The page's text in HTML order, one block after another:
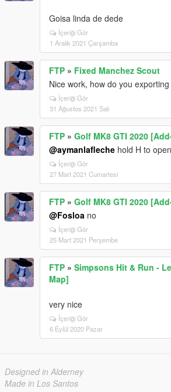
Goisa linda de dede
İçeriği Gör
1 Aralık 2021 Çarşamba
FTP » Fixed Manchez Scout
Nice work, how do you
İçeriği Gör
31 Ağustos 2021 Salı
FTP » Golf MK8 GTI 2020
@aymanlafleche hold H to
İçeriği Gör
27 Mart 2021 Cumartesi
FTP » Golf MK8 GTI 2020
@Fosloa no
İçeriği Gör
25 Mart 2021 Perşembe
FTP » Simpsons Hit & Run -
Map]
very nice
İçeriği Gör
6 Eylül 2020 Pazar
Designed in Alderney
Made in Los Santos